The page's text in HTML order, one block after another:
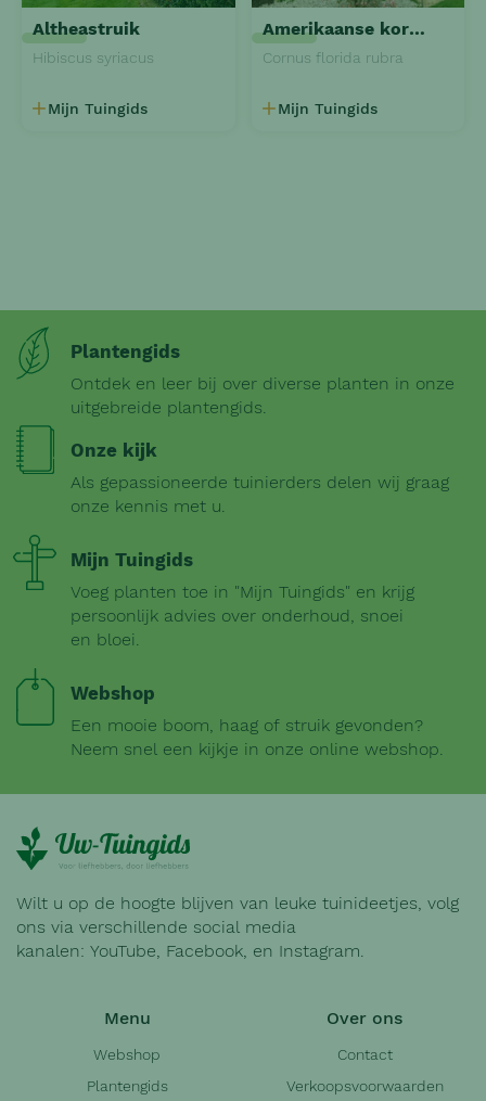
Altheastruik
Hibiscus syriacus
Mijn Tuingids
Amerikaanse kornoelje
Cornus florida rubra
Mijn Tuingids
Plantengids
Ontdek en leer bij over diverse planten in onze
uitgebreide plantengids.
Onze kijk
Als gepassioneerde tuinierders delen wij graag
onze kennis met u.
Mijn Tuingids
Voeg planten toe in "Mijn Tuingids" en krijg
persoonlijk advies over onderhoud, snoei
en bloei.
Webshop
Een mooie boom, haag of struik gevonden?
Neem snel een kijkje in onze online webshop.
Wilt u op de hoogte blijven van leuke tuinideetjes, volg
ons via verschillende social media
kanalen: YouTube, Facebook, en Instagram.
Menu
Webshop
Plantengids
Over ons
Contact
Verkoopsvoorwaarden